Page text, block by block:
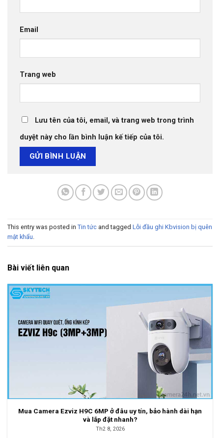
Email
Trang web
Lưu tên của tôi, email, và trang web trong trình
duyệt này cho lần bình luận kế tiếp của tôi.
This entry was posted in Tin tức and tagged Lỗi đầu ghi Kbvision bị quên
mật khẩu.
Bài viết liên quan
Mua Camera Ezviz H9C 6MP ở đâu uy tín, bảo hành dài hạn
và lắp đặt nhanh?
Th2 8, 2026